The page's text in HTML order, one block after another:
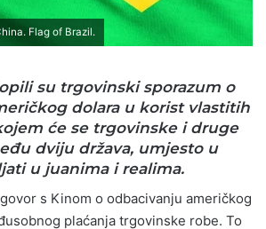
Flag of Brazil.
su trgovinski sporazum o
dolara u korist vlastitih
će se trgovinske i druge
dviju država, umjesto u
u juanima i realima.
s Kinom o odbacivanju američkog
plaćanja trgovinske robe. To